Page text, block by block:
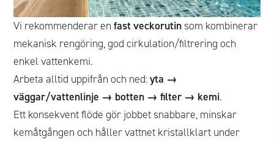
Vi rekommenderar enfast veckorutinsom kombinerar
mekanisk rengöring, god cirkulation/filtrering och
enkel vattenkemi.
Arbeta alltid uppifrån och ned:yta →
väggar/vattenlinje → botten → filter → kemi.
Ett konsekvent flöde gör jobbet snabbare, minskar
kemåtgången och håller vattnet kristallklart under